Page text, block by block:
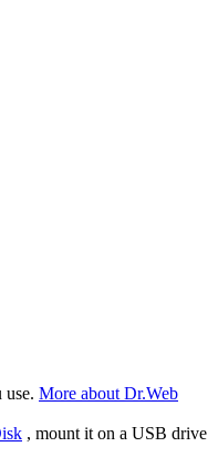
use. More about Dr.Web
, mount it on a USB drive